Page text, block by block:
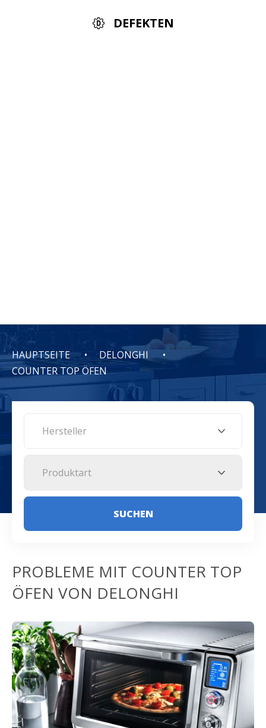
DEFEKTEN
HAUPTSEITE
DELONGHI
COUNTER TOP ÖFEN
Hersteller
Produktart
SUCHEN
PROBLEME MIT COUNTER TOP
ÖFEN VON DELONGHI